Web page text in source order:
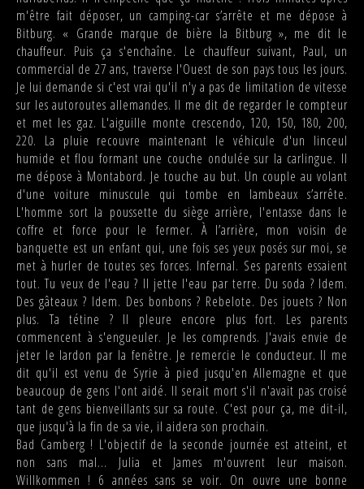
m'être fait déposer, un camping-car s’arrête et me dépose à
Bitburg. « Grande marque de bière la Bitburg », me dit le
chauffeur. Puis ça s'enchaîne. Le chauffeur suivant, Paul, un
commercial de 27 ans, traverse l'Ouest de son pays tous les jours.
Je lui demande si c'est vrai qu'il n'y a pas de limitation de vitesse
sur les autoroutes allemandes. Il me dit de regarder le compteur
et met les gaz. L'aiguille monte crescendo, 120, 150, 180, 200,
220. La pluie recouvre maintenant le véhicule d'un linceul
humide et flou formant une couche ondulée sur la carlingue. Il
me dépose à Montabord. Je touche au but. Un couple au volant
d'une voiture minuscule qui tombe en lambeaux s’arrête.
L'homme sort la poussette du siège arrière, l'entasse dans le
coffre et force pour le fermer. À l’arrière, mon voisin de
banquette est un enfant qui, une fois ses yeux posés sur moi, se
met à hurler de toutes ses forces. Infernal. Ses parents essaient
tout. Tu veux de l'eau ? Il jette l'eau par terre. Du soda ? Idem.
Des gâteaux ? Idem. Des bonbons ? Rebelote. Des jouets ? Non
plus. Ta tétine ? Il pleure encore plus fort. Les parents
commencent à s'engueuler. Je les comprends. J'avais envie de
jeter le lardon par la fenêtre. Je remercie le conducteur. Il me
dit qu'il est venu de Syrie à pied jusqu'en Allemagne et que
beaucoup de gens l'ont aidé. Il serait mort s'il n'avait pas croisé
tant de gens bienveillants sur sa route. C'est pour ça, me dit-il,
que jusqu'à la fin de sa vie, il aidera son prochain.
Bad Camberg ! L'objectif de la seconde journée est atteint, et
non sans mal... Julia et James m'ouvrent leur maison.
Willkommen ! 6 années sans se voir. On ouvre une bonne